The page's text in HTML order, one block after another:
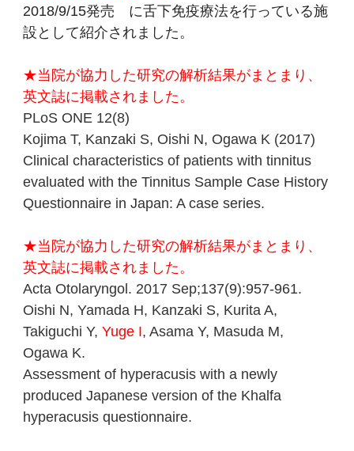
2018/9/15発売 に舌下免疫療法を行っている施
設として紹介されました。
★当院が協力した研究の解析結果がまとまり、
英文誌に掲載されました。
PLoS ONE 12(8)
Kojima T, Kanzaki S, Oishi N, Ogawa K (2017)
Clinical characteristics of patients with tinnitus
evaluated with the Tinnitus Sample Case History
Questionnaire in Japan: A case series.
★当院が協力した研究の解析結果がまとまり、
英文誌に掲載されました。
Acta Otolaryngol. 2017 Sep;137(9):957-961.
Oishi N, Yamada H, Kanzaki S, Kurita A,
Takiguchi Y, Yuge I, Asama Y, Masuda M,
Ogawa K.
Assessment of hyperacusis with a newly
produced Japanese version of the Khalfa
hyperacusis questionnaire.